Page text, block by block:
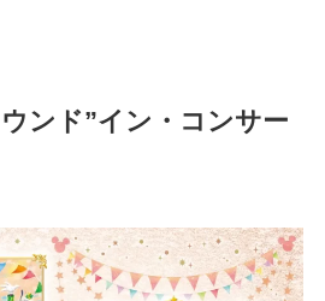
ンド”イン・コンサー